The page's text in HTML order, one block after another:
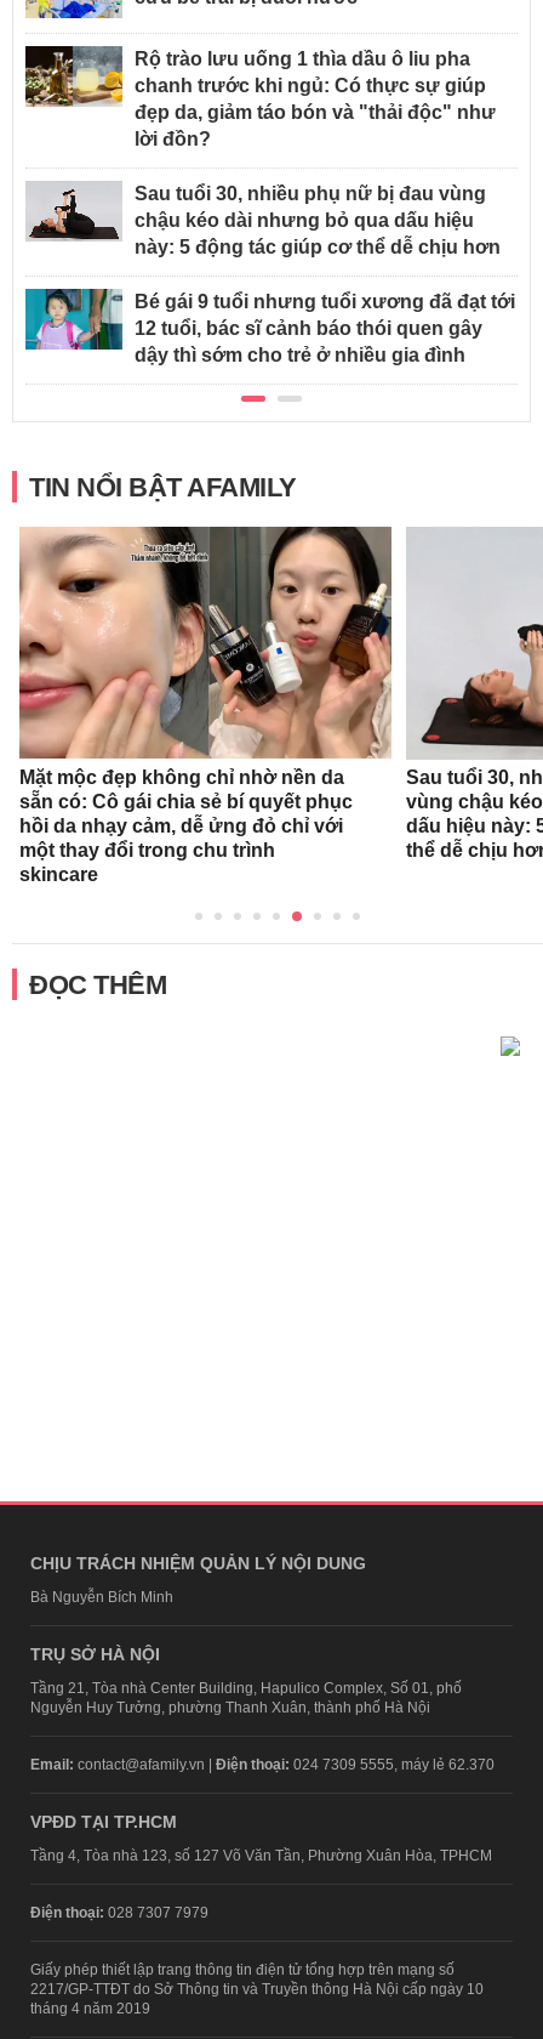
Rộ trào lưu uống 1 thìa dầu ô liu pha
chanh trước khi ngủ: Có thực sự giúp
đẹp da, giảm táo bón và "thải độc" như
lời đồn?
Sau tuổi 30, nhiều phụ nữ bị đau vùng
chậu kéo dài nhưng bỏ qua dấu hiệu
này: 5 động tác giúp cơ thể dễ chịu hơn
Bé gái 9 tuổi nhưng tuổi xương đã đạt tới
12 tuổi, bác sĩ cảnh báo thói quen gây
dậy thì sớm cho trẻ ở nhiều gia đình
TIN NỔI BẬT AFAMILY
Mặt mộc đẹp không chỉ nhờ nền da
sẵn có: Cô gái chia sẻ bí quyết phục
hồi da nhạy cảm, dễ ửng đỏ chỉ với
một thay đổi trong chu trình
skincare
Sau tuổi 30,
vùng chậu
dấu hiệu này:
thể dễ chịu
ĐỌC THÊM
CHỊU TRÁCH NHIỆM QUẢN LÝ NỘI DUNG
Bà Nguyễn Bích Minh
TRỤ SỞ HÀ NỘI
Tầng 21, Tòa nhà Center Building, Hapulico Complex, Số 01, phố
Nguyễn Huy Tưởng, phường Thanh Xuân, thành phố Hà Nội
Email: contact@afamily.vn | Điện thoại: 024 7309 5555, máy lẻ 62.370
VPĐD TẠI TP.HCM
Tầng 4, Tòa nhà 123, số 127 Võ Văn Tần, Phường Xuân Hòa, TPHCM
Điện thoại: 028 7307 7979
Giấy phép thiết lập trang thông tin điện tử tổng hợp trên mạng số
2217/GP-TTĐT do Sở Thông tin và Truyền thông Hà Nội cấp ngày 10
tháng 4 năm 2019